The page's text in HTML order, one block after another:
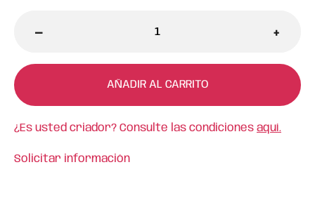
- +
AÑADIR AL CARRITO
¿Es usted criador? Consulte las condiciones aquí.
Solicitar información